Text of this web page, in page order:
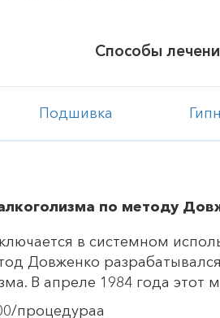
Способы
Подшивка
по методу
в системном
Довженко
В апреле 1984 года
процедураа